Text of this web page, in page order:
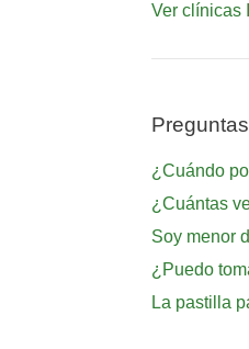
Ver clínicas
¿Cuándo
¿Cuántas
Soy menor
¿Puedo
La pastilla